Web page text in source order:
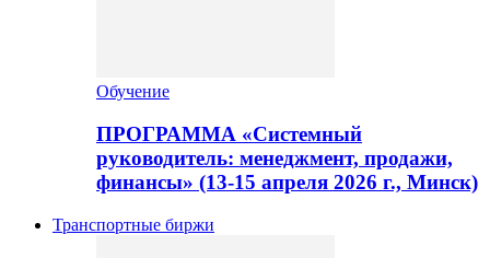
Обучение
ПРОГРАММА «Системный
руководитель: менеджмент, продажи,
финансы» (13-15 апреля 2026 г., Минск)
Транспортные биржи